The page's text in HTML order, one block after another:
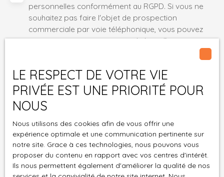
personnelles conformément au RGPD. Si vous ne
souhaitez pas faire l'objet de prospection
commerciale par voie téléphonique, vous pouvez
vous inscrire gratuitement sur la liste d'opposition
Internet www.bloctel.gouv.fr ou par courrier
adressé à :
Société Worldline, Service Bloctel, CS 61311, 41013
BLOIS CEDEX.
Pour en savoir plus sur le traitement de vos
données personnelles, veuillez consulter notre
politique de confidentialité.
LE RESPECT DE VOTRE VIE
PRIVÉE EST UNE PRIORITÉ POUR
NOUS
Nous utilisons des cookies afin de vous offrir une
expérience optimale et une communication pertinente sur
notre site. Grace à ces technologies, nous pouvons vous
proposer du contenu en rapport avec vos centres d'intérêt.
Ils nous permettent également d'améliorer la qualité de nos